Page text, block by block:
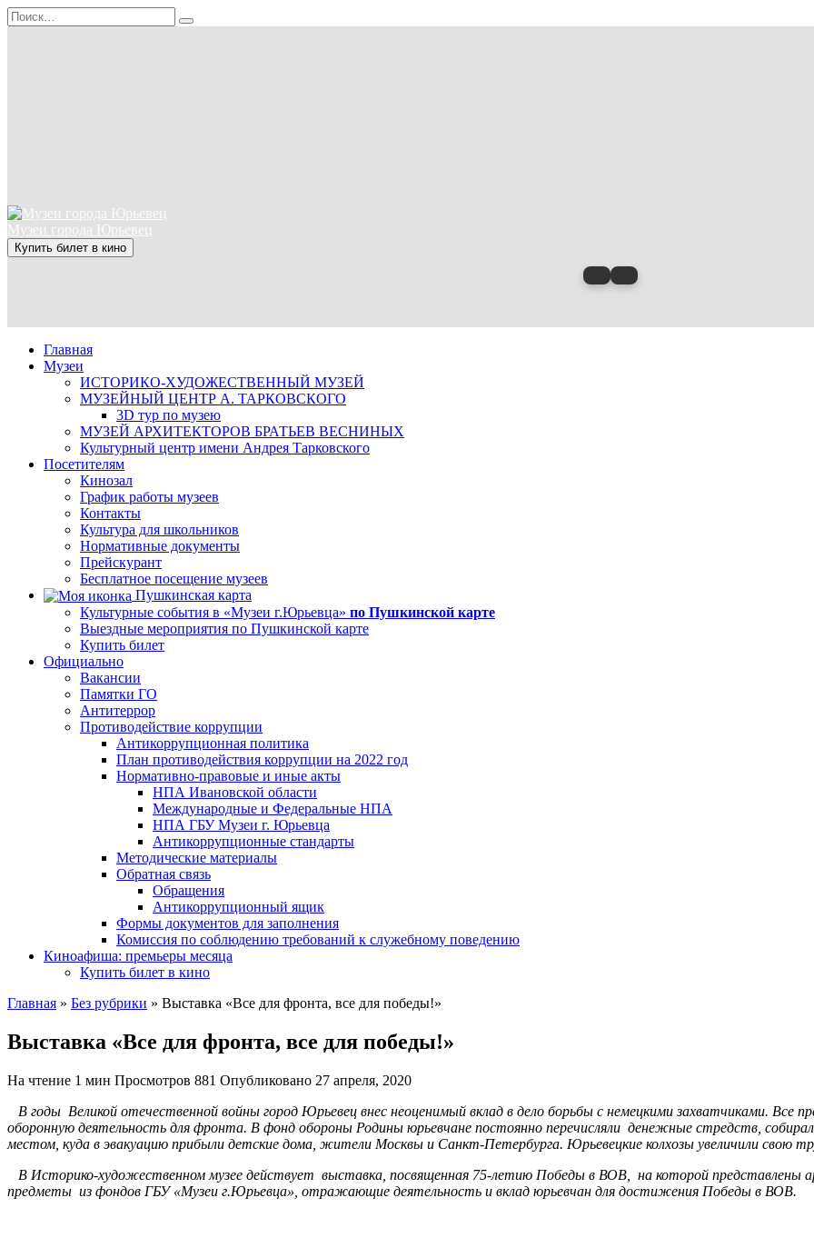
Перейти
к
Search
for:
Музеи города Юрьевец
Купить билет в кино
Главная
Музеи
ИСТОРИКО-ХУДОЖЕСТВЕННЫЙ МУЗЕЙ
МУЗЕЙНЫЙ ЦЕНТР А. ТАРКОВСКОГО
3D тур по музею
МУЗЕЙ АРХИТЕКТОРОВ БРАТЬЕВ ВЕСНИНЫХ
Культурный центр имени Андрея Тарковского
Посетителям
Кинозал
График работы музеев
Контакты
Культура для школьников
Нормативные документы
Прейскурант
Бесплатное посещение музеев
Пушкинская карта
Культурные события в «Музеи г.Юрьевца» по Пушкинской карте
Выездные мероприятия по Пушкинской карте
Купить билет
Официально
Вакансии
Памятки ГО
Антитеррор
Противодействие коррупции
Антикоррупционная политика
План противодействия коррупции на 2022 год
Нормативно-правовые и иные акты
НПА Ивановской области
Международные и Федеральные НПА
НПА ГБУ Музеи г. Юрьевца
Антикоррупционные стандарты
Методические материалы
Обратная связь
Обращения
Антикоррупционный ящик
Формы документов для заполнения
Комиссия по соблюдению требований к служебному поведению
Киноафиша: премьеры месяца
Купить билет в кино
Главная » Без рубрики » Выставка «Все для фронта, все для победы!»
Выставка «Все для фронта, все для победы!»
На чтение 1 мин Просмотров 881 Опубликовано 27 апреля, 2020
В годы Великой отечественной войны город Юрьевец внес неоценимый вклад в дело борьбы с немецкими захватчиками.
оборонную деятельность для фронта. В фонд обороны Родины юрьевчане постоянно перечисляли денежные стредств,
местом, куда в эвакуацию прибыли детские дома, жители Москвы и Санкт-Петербурга. Юрьевецкие колхозы увеличили свою
В Историко-художественном музее действует выставка, посвященная 75-летию Победы в ВОВ, на которой представлены
предметы из фондов ГБУ «Музеи г.Юрьевца», отражающие деятельность и вклад юрьевчан для достижения Победы в ВОВ.